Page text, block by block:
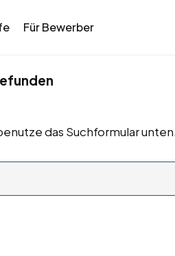
Für Bewerber
das Suchformular unten.